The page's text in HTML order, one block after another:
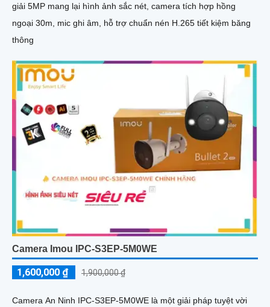
giải 5MP mang lại hình ảnh sắc nét, camera tích hợp hồng
ngoại 30m, mic ghi âm, hỗ trợ chuẩn nén H.265 tiết kiệm băng
thông
Camera Imou IPC-S3EP-5M0WE
1,600,000 ₫ 1,900,000 ₫
Camera An Ninh IPC-S3EP-5M0WE là một giải pháp tuyệt vời